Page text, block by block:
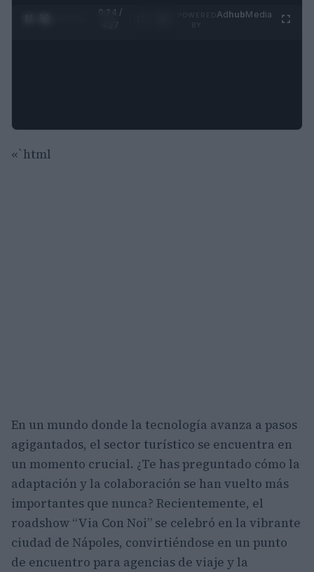
0:25 /
AdhubMedia
«`html
En un mundo donde la tecnología avanza a pasos
agigantados, el sector turístico se encuentra en
un momento crucial. ¿Te has preguntado cómo la
adaptación y la colaboración se han vuelto más
importantes que nunca? Recientemente, el
roadshow “Via Con Noi” se celebró en la vibrante
ciudad de Nápoles, convirtiéndose en un punto
de encuentro para agencias de viaje y la